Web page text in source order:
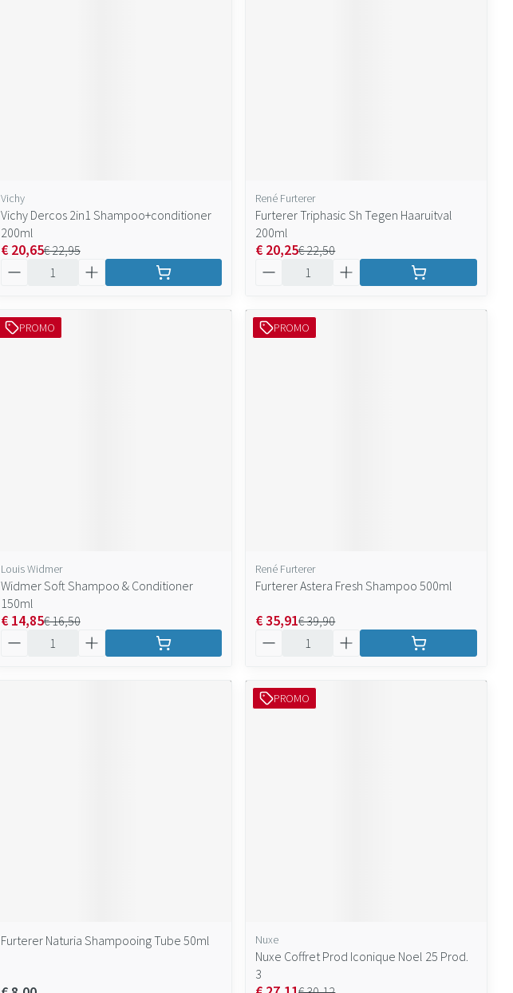
Vichy
Vichy Dercos 2in1 Shampoo+conditioner
200ml
€ 22,95
€ 20,65
René Furterer
Furterer Triphasic Sh Tegen Haaruitval
200ml
€ 22,50
€ 20,25
PROMO
Louis Widmer
Widmer Soft Shampoo & Conditioner
150ml
€ 16,50
€ 14,85
PROMO
René Furterer
Furterer Astera Fresh Shampoo 500ml
€ 39,90
€ 35,91
Furterer Naturia Shampooing Tube 50ml
PROMO
Nuxe
Nuxe Coffret Prod Iconique Noel 25 Prod.
3